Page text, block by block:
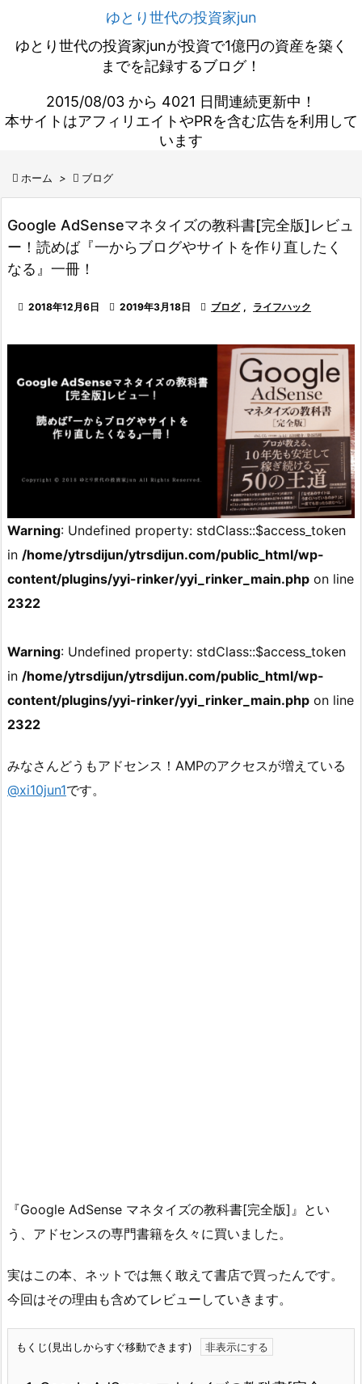
ゆとり世代の投資家jun
ゆとり世代の投資家junが投資で1億円の資産を築く
までを記録するブログ！
2015/08/03 から 4021 日間連続更新中！
本サイトはアフィリエイトやPRを含む広告を利用して
います
 ホーム >  ブログ
Google AdSenseマネタイズの教科書[完全版]レビュ
ー！読めば『一からブログやサイトを作り直したく
なる』一冊！
 2018年12月6日  2019年3月18日  ブログ , ライフハック
Warning: Undefined property: stdClass::$access_token
in /home/ytrsdijun/ytrsdijun.com/public_html/wp-
content/plugins/yyi-rinker/yyi_rinker_main.php on line
2322
Warning: Undefined property: stdClass::$access_token
in /home/ytrsdijun/ytrsdijun.com/public_html/wp-
content/plugins/yyi-rinker/yyi_rinker_main.php on line
2322
みなさんどうもアドセンス！AMPのアクセスが増えている
@xi10jun1です。
『Google AdSense マネタイズの教科書[完全版]』とい
う、アドセンスの専門書籍を久々に買いました。
実はこの本、ネットでは無く敢えて書店で買ったんです。
今回はその理由も含めてレビューしていきます。
もくじ(見出しからすぐ移動できます)